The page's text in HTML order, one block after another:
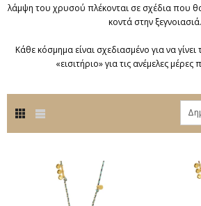
λάμψη του χρυσού πλέκονται σε σχέδια που
κοντά στην ξεγνοιασιά.
Κάθε κόσμημα είναι σχεδιασμένο για να
«εισιτήριο» για τις ανέμελες μέρες